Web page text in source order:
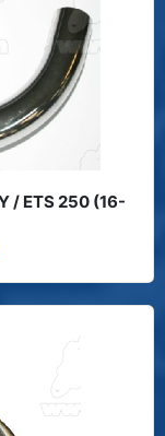
/ ETS 250 (16-